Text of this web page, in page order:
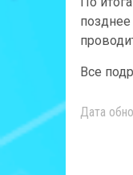
Все
Дата